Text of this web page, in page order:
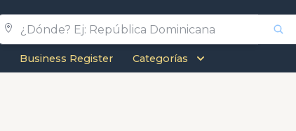
Business Register Categorías